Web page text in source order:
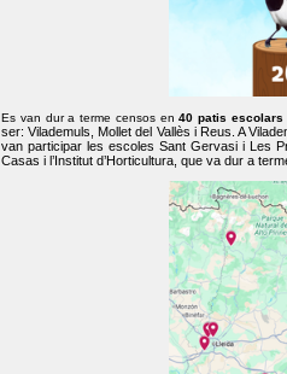
Es van dur a terme censos en40 patis escolars
ser: Vilademuls, Mollet del Vallès i Reus. A
van participar les escoles Sant Gervasi i Les
Casas i l’Institut d’Horticultura, que va dur a